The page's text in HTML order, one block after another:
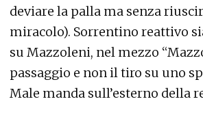
deviare la palla ma senza
miracolo). Sorrentino reattivo
su Mazzoleni, nel mezzo
passaggio e non il tiro su uno
Male manda sull’esterno della